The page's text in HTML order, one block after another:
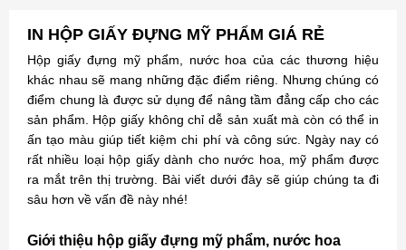
IN HỘP GIẤY ĐỰNG MỸ PHẨM GIÁ RẺ
Hộp giấy đựng mỹ phẩm, nước hoa của các thương hiệu
khác nhau sẽ mang những đặc điểm riêng. Nhưng chúng có
điểm chung là được sử dụng để nâng tầm đẳng cấp cho các
sản phẩm. Hộp giấy không chỉ dễ sản xuất mà còn có thể in
ấn tạo màu giúp tiết kiệm chi phí và công sức. Ngày nay có
rất nhiều loại hộp giấy dành cho nước hoa, mỹ phẩm được
ra mắt trên thị trường. Bài viết dưới đây sẽ giúp chúng ta đi
sâu hơn về vấn đề này nhé!
Giới thiệu hộp giấy đựng mỹ phẩm, nước hoa